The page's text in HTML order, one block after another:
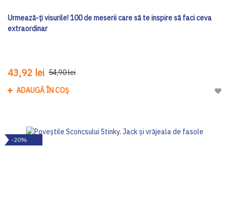
Urmează-ți visurile! 100 de meserii care să te inspire să faci ceva
extraordinar
43,92 lei 54,90 lei
ADAUGĂ ÎN COȘ
-20%